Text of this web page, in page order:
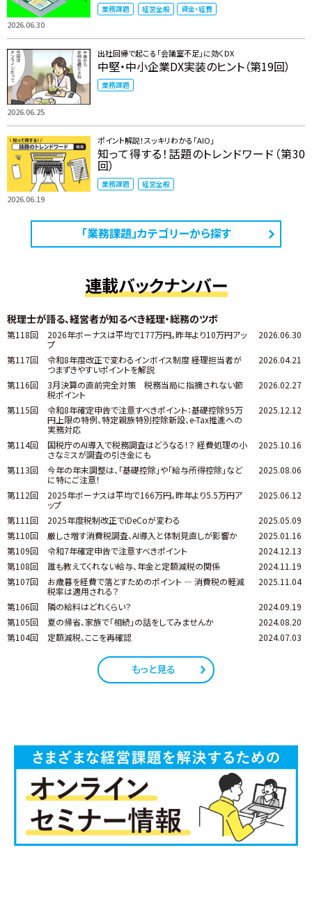
2026.06.30
業務課題 経営全般 資金・経費
2026.06.25
出社回帰で起こる「会議室不足」に効くDX
中堅・中小企業DX実装のヒント（第19回）
業務課題
2026.06.19
ポイント解説！スッキリわかる「AIO」
知って得する！話題のトレンドワード（第30
回）
業務課題 経営全般
「業務課題」カテゴリーから探す
連載バックナンバー
税理士が語る、経営者が知るべき経理・総務のツボ
第118回
2026年ボーナスは平均で177万円。昨年より10万円アッ
プ
2026.06.30
第117回
令和8年度改正で変わるインボイス制度 ――経理担当者が
つまずきやすいポイントを解説
2026.04.21
第116回
3月決算の直前完全対策 税務当局に指摘されない節
税ポイント
2026.02.27
第115回
令和8年確定申告で注意すべきポイント：基礎控除95万
円上限の特例、特定親族特別控除新設、e-Tax推進への
実務対応
2025.12.12
第114回
国税庁のAI導入で税務調査はどうなる！？ 経費処理の小
さなミスが調査の引き金にも
2025.10.16
第113回
今年の年末調整は、「基礎控除」や「給与所得控除」など
に特にご注意！
2025.08.06
第112回
2025年ボーナスは平均で166万円。昨年より5.5万円ア
ップ
2025.06.12
第111回 2025年度税制改正でiDeCoが変わる
2025.05.09
第110回
厳しさ増す消費税調査、AI導入と体制見直しが影響か
2025.01.16
第109回
令和7年確定申告で注意すべきポイント
2024.12.13
第108回
誰も教えてくれない給与、年金と定額減税の関係
2024.11.19
第107回
お歳暮を経費で落とすためのポイント ― 消費税の軽減
税率は適用される？
2025.11.04
第106回 隣の給料はどれくらい？
2024.09.19
第105回
夏の帰省、家族で「相続」の話をしてみませんか
2024.08.20
第104回
定額減税、ここを再確認 2024.07.03
もっと見る